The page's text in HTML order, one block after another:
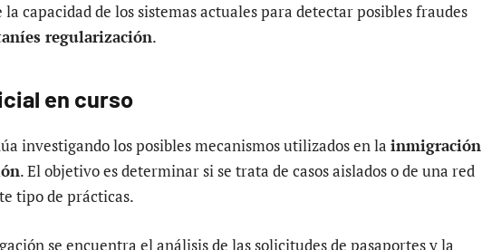
capacidad de los sistemas actuales para detectar posibles fraudes
regularización.
en curso
investigando los posibles mecanismos utilizados en la inmigración
. El objetivo es determinar si se trata de casos aislados o de una red
tipo de prácticas.
se encuentra el análisis de las solicitudes de pasaportes y la